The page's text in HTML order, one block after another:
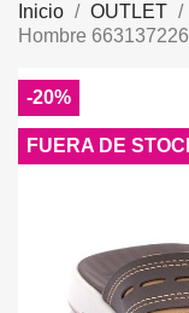
Inicio OUTLET
Hombre
-20%
FUERA DE